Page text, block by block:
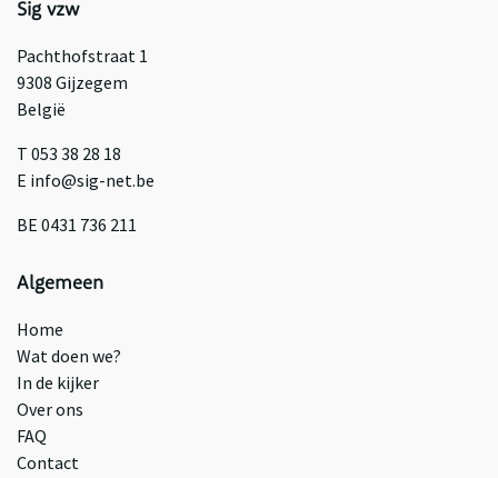
Sig vzw
Pachthofstraat 1
9308 Gijzegem
België
T 053 38 28 18
E info@sig-net.be
BE 0431 736 211
Algemeen
Home
Wat doen we?
In de kijker
Over ons
FAQ
Contact